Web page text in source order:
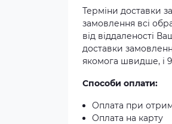
Терміни доставки
замовлення всі
від віддаленості
доставки
якомога швидше, і
Способи оплати:
Оплата при
Оплата на карту